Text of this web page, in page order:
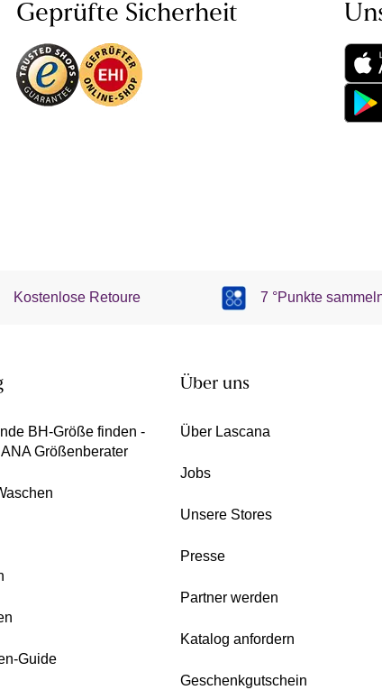
Geprüfte Sicherheit
Kostenlose Retoure 7 °Punkte
BH-Größe finden -
Größenberater
Guide
Über uns
Über Lascana
Jobs
Unsere Stores
Presse
Partner werden
Katalog anfordern
Geschenkgutschein